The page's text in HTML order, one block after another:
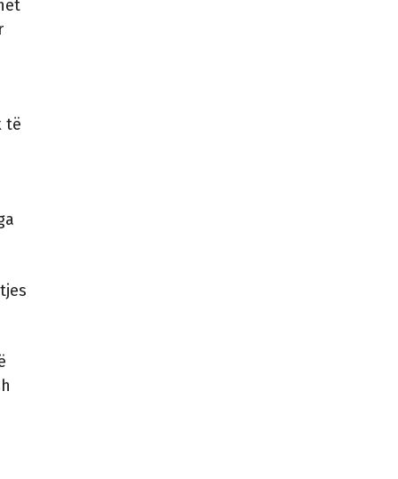
të